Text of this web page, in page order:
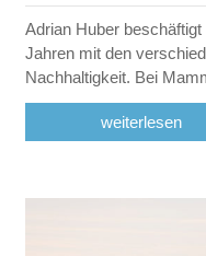
Adrian Huber
Jahren mit den
Nachhaltigkeit. Bei
weiterlesen